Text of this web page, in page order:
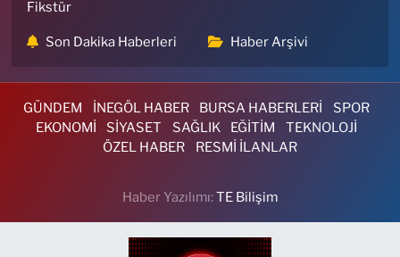
Fikstür
Son Dakika Haberleri Haber Arşivi
GÜNDEM İNEGÖL HABER BURSA HABERLERİ
SPOR
EKONOMİ
SİYASET SAĞLIK EĞİTİM
TEKNOLOJİ
ÖZEL HABER
RESMİ İLANLAR
Haber Yazılımı:TE Bilişim